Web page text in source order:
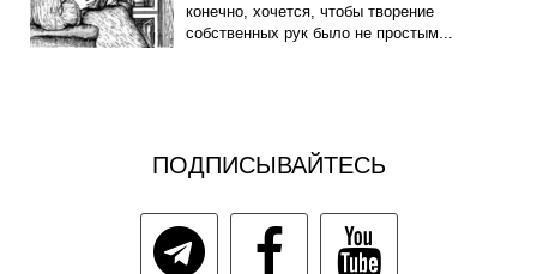
конечно, хочется, чтобы творение
собственных рук было не простым...
ПОДПИСЫВАЙТЕСЬ